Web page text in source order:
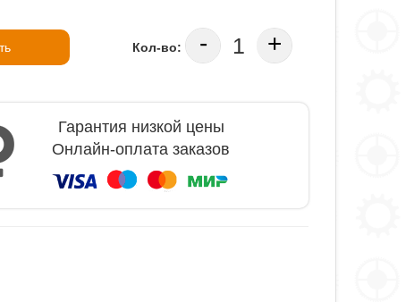
Кол-во: - +
Гарантия низкой цены
Онлайн-оплата заказов